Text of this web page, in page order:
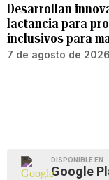
Desarrollan
lactancia para
inclusivos para
7 de agosto de
DISPONIBLE EN
Google